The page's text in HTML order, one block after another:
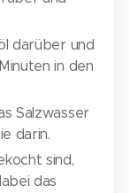
darüber und
in den
Salzwasser
darin.
sind,
das